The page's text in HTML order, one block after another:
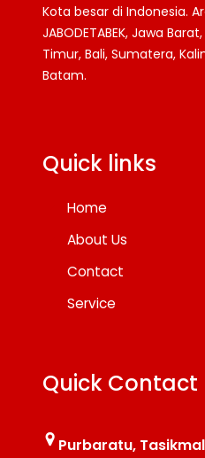
Kota besar di Indonesia.
JABODETABEK, Jawa
Timur, Bali, Sumatera,
Batam.
Quick links
Home
About Us
Contact
Service
Quick Contact
Purbaratu,